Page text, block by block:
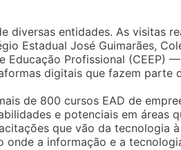
diversas entidades. As visitas
Estadual José Guimarães,
Profissional (CEEP)
digitais que fazem parte
de 800 cursos EAD de
e potenciais em áreas
que vão da tecnologia
a informação e a